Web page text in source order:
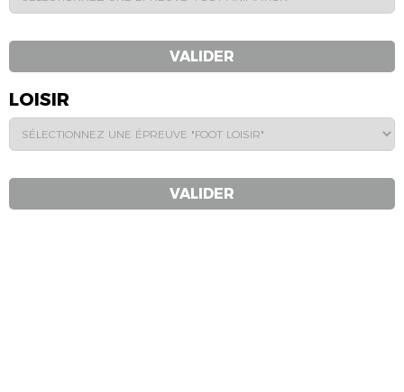
VALIDER
LOISIR
VALIDER